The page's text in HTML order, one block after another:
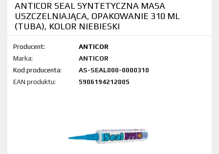
ANTICOR SEAL SYNTETYCZNA MASA
USZCZELNIAJĄCA, OPAKOWANIE 310 ML
(TUBA), KOLOR NIEBIESKI
Producent:
ANTICOR
Marka:
ANTICOR
Kod produktu:
AS-SEAL000-0000310
EAN produktu:
5906194212005